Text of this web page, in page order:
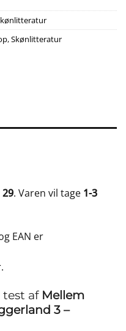
,Skønlitteratur
29. Varen vil tage 1-3
EAN er
.
test af Mellem
3 –